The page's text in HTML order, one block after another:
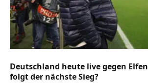
Deutschland heute live gegen
folgt der nächste Sieg?